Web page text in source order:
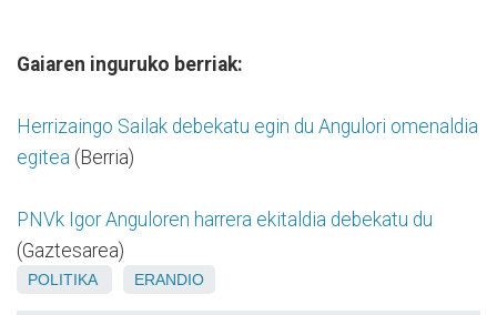
Gaiaren inguruko berriak:
Herrizaingo Sailak debekatu egin du Angulori omenaldia
egitea (Berria)
PNVk Igor Anguloren harrera ekitaldia debekatu du
(Gaztesarea)
POLITIKA ERANDIO